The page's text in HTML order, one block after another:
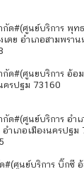
กัด#(ศูนย์บริการ พุท
ย อำเภอสามพรา
กัด#(ศูนยบริการ อ้อ
รปฐม 73160
ด#(ศูนย์บริการ อำเ
ำเภอเมืองนครปฐม
#(ศูนย์บริการ บิ๊กซี